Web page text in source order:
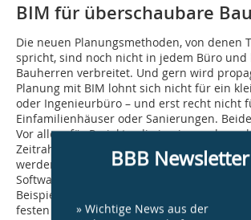
BIM für überschaubare
Die neuen Planungsmethoden, von denen
spricht, sind noch nicht in jedem Büro und
Bauherren verbreitet. Und gern wird
Planung mit BIM lohnt sich nicht für ein
oder Ingenieurbüro – und erst recht nicht
Einfamilienhäuser oder Sanierungen.
Vor allem für Projekte, die in einem
Zeitrahmen von ca. zwei Jahren realisiert
werden können, ist BIM und die Planung
Software wie ARCHICAD sinnvoll und
Beispiel hierfür sind Graf + Partner
festen und einem freien Mitarbeiter sind
BBB Newsletter
» Wichtige News aus der